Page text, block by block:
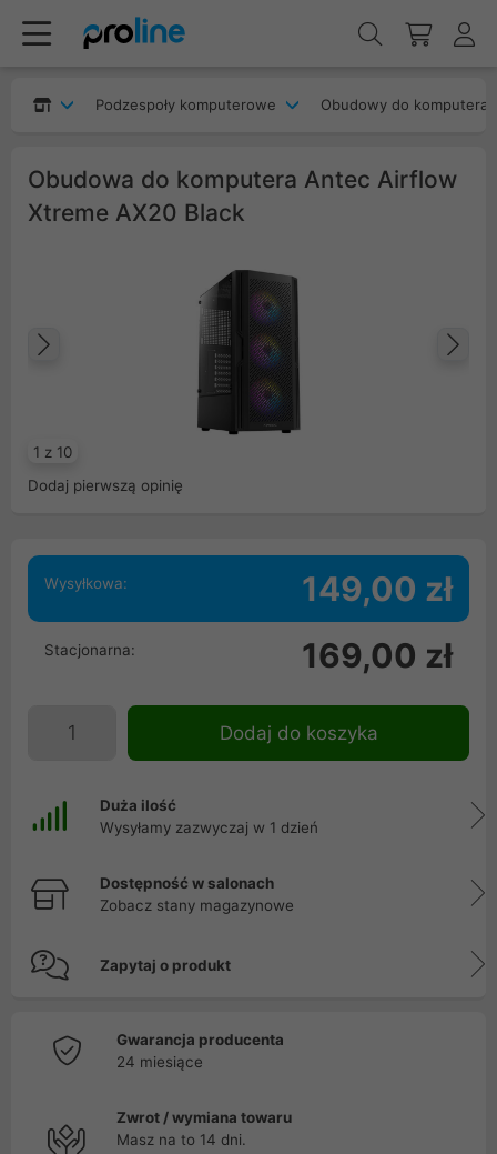
Podzespoły komputerowe Obudowy do komputera
Obudowa do komputera Antec Airflow
Xtreme AX20 Black
1 z 10
Poprzedni
Dodaj pierwszą opinię
Wysyłkowa: 149,00 zł
Stacjonarna: 169,00 zł
Dodaj do koszyka
Duża ilość
Wysyłamy zazwyczaj w 1 dzień
Dostępność w salonach
Zobacz stany magazynowe
Zapytaj o produkt
Gwarancja producenta
24 miesiące
Zwrot / wymiana towaru
Masz na to 14 dni.